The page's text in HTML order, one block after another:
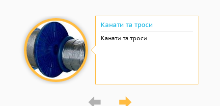
Канати та троси
Канати та троси